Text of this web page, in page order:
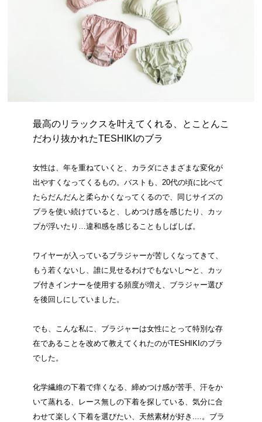
最高のリラックスを叶えてくれる、とことんこ
だわり抜かれたTESHIKIのブラ
女性は、年を重ねていくと、カラダにさまざまな変化が
出やすくなってくるもの。バストも、20代の頃に比べて
たらだんだんと柔らかくなってくるので、同じサイズの
ブラを使い続けていると、しめつけ感を感じたり、カッ
プが浮いたり…違和感を感じることもしばしば。
ワイヤーが入っているブラジャーが苦しくなってきて、
もう若くないし、誰に見せるわけでもないし〜と、カッ
プ付きインナーを使用する頻度が増え、ブラジャー選び
を後回しにしていました。
でも、こんな私に、ブラジャーは女性にとって特別な存
在であることを改めて教えてくれたのがTESHIKIのブラ
でした。
化学繊維の下着で痒くなる、締めつけ感が苦手、汗をか
いて蒸れる、レース無しの下着を探している、気分に合
わせて楽しく下着を選びたい、天然素材が好き....。ブラ